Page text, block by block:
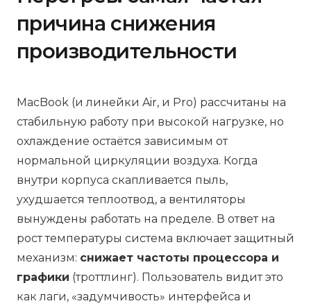
причина снижения
производительности
MacBook (и линейки Air, и Pro) рассчитаны на
стабильную работу при высокой нагрузке, но
охлаждение остаётся зависимым от
нормальной циркуляции воздуха. Когда
внутри корпуса скапливается пыль,
ухудшается теплоотвод, а вентиляторы
вынуждены работать на пределе. В ответ на
рост температуры система включает защитный
механизм: снижает частоты процессора и
графики (троттлинг). Пользователь видит это
как лаги, «задумчивость» интерфейса и